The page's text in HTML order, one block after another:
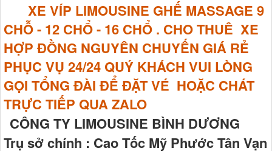
XE VÍP LIMOUSINE GHẾ MASSAGE 9
CHỖ - 12 CHỔ - 16 CHỔ . CHO THUÊ XE
HỢP ĐỒNG NGUYÊN CHUYẾN GIÁ RẺ
PHỤC VỤ 24/24 QUÝ KHÁCH VUI LÒNG
GỌI TỔNG ĐÀI ĐỂ ĐẶT VÉ HOẶC CHÁT
TRỰC TIẾP QUA ZALO
CÔNG TY LIMOUSINE BÌNH DƯƠNG
Trụ sở chính : Cao Tốc Mỹ Phước Tân Vạn